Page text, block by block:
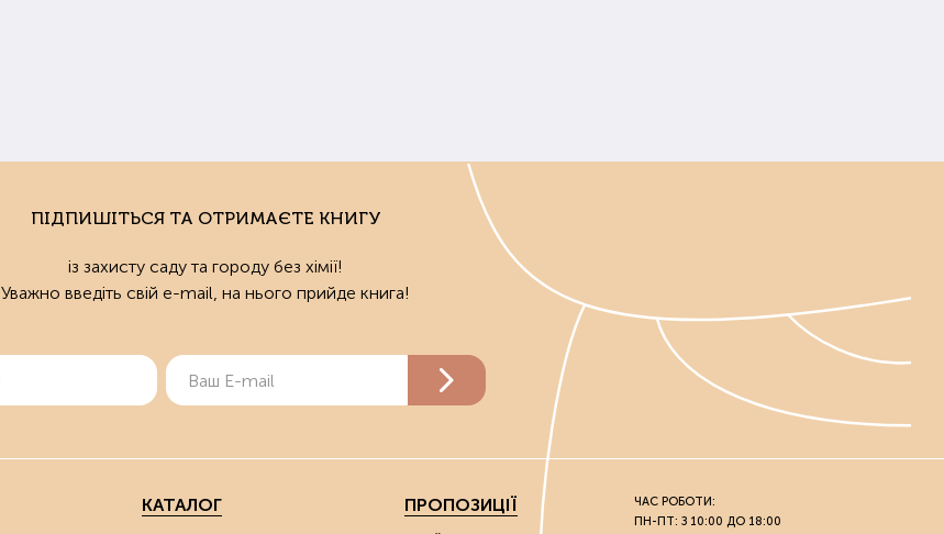
ПІДПИШІТЬСЯ ТА ОТРИМАЄТЕ КНИГУ
із захисту саду та городу без хімії!
Уважно введіть свій e-mail, на нього прийде книга!
КАТАЛОГ ПРОПОЗИЦІЇ
ЧАС РОБОТИ:
ПН-ПТ: З 10:00 ДО 18:00